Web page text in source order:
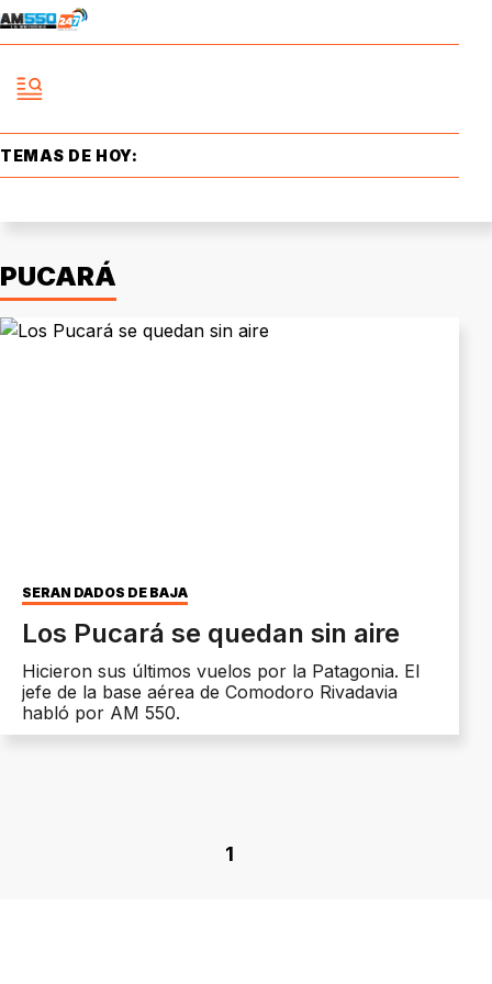
TEMAS DE HOY:
PUCARÁ
SERÁN DADOS DE BAJA
Los Pucará se quedan sin aire
Hicieron sus últimos vuelos por la Patagonia. El
jefe de la base aérea de Comodoro Rivadavia
habló por AM 550.
1